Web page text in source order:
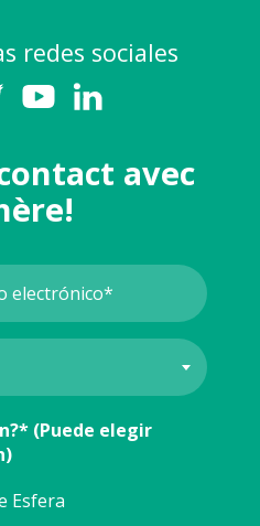
redes sociales
avec
(Puede elegir
Esfera